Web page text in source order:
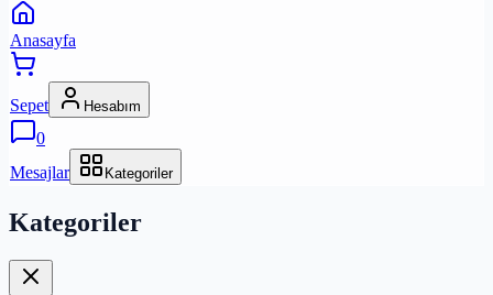
Anasayfa
Sepet Hesabım
0
Mesajlar
Kategoriler
Kategoriler